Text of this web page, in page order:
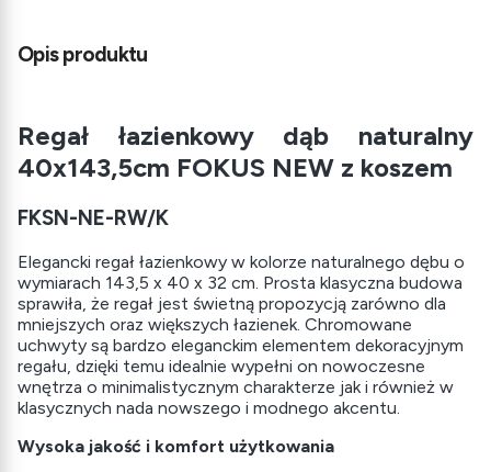
Opis produktu
Regał łazienkowy dąb naturalny
40x143,5cm FOKUS NEW z koszem
FKSN-NE-RW/K
Elegancki regał łazienkowy w kolorze naturalnego dębu o
wymiarach 143,5 x 40 x 32 cm. Prosta klasyczna budowa
sprawiła, że regał jest świetną propozycją zarówno dla
mniejszych oraz większych łazienek. Chromowane
uchwyty są bardzo eleganckim elementem dekoracyjnym
regału, dzięki temu idealnie wypełni on nowoczesne
wnętrza o minimalistycznym charakterze jak i również w
klasycznych nada nowszego i modnego akcentu.
Wysoka jakość i komfort użytkowania